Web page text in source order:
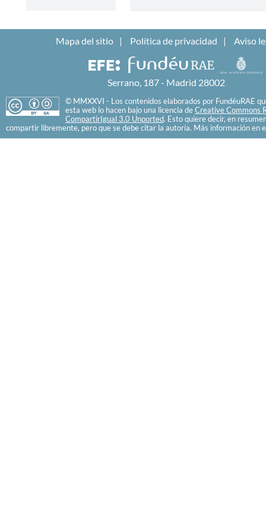
Mapa del sitio Política de privacidad Aviso
Serrano, 187 - Madrid 28002
© MMXXVI - Los contenidos elaborados por FundéuRAE
esta web lo hacen bajo una licencia de Creative Commons
CompartirIgual 3.0 Unported. Esto quiere decir, en
compartir libremente, pero que se debe citar la autoría. Más información en